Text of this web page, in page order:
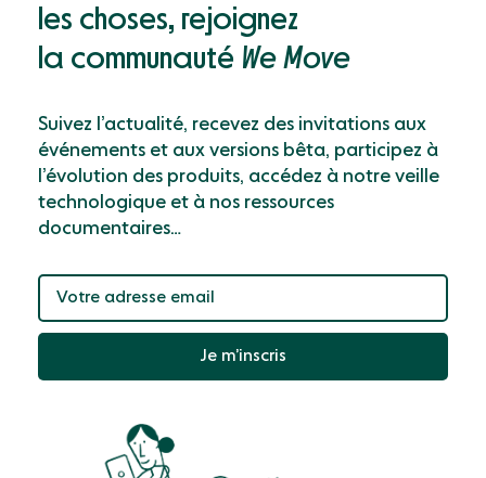
les choses, rejoignez
la communauté We Move
Suivez l’actualité, recevez des invitations aux
événements et aux versions bêta, participez à
l’évolution des produits, accédez à notre veille
technologique et à nos ressources
documentaires…
Je m’inscris